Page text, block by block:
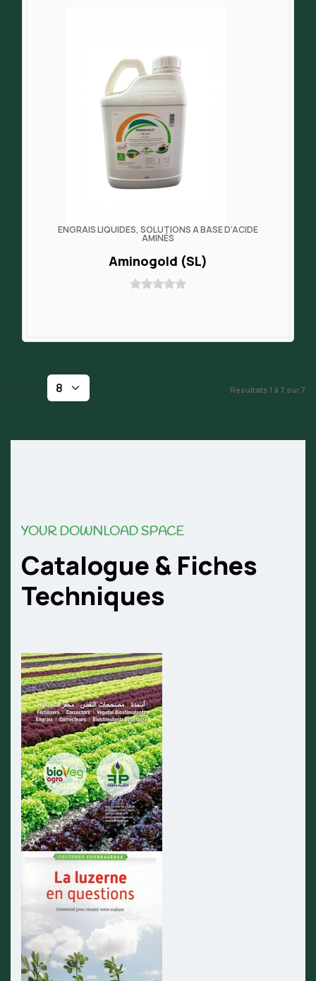
ENGRAIS LIQUIDES, SOLUTIONS À BASE D’ACIDE
AMINÉS
Aminogold (SL)
Afficher # Résultats 1 à 7 sur 7
YOUR DOWNLOAD SPACE
Catalogue & Fiches
Techniques